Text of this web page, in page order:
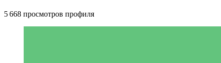
5 668 просмотров профиля